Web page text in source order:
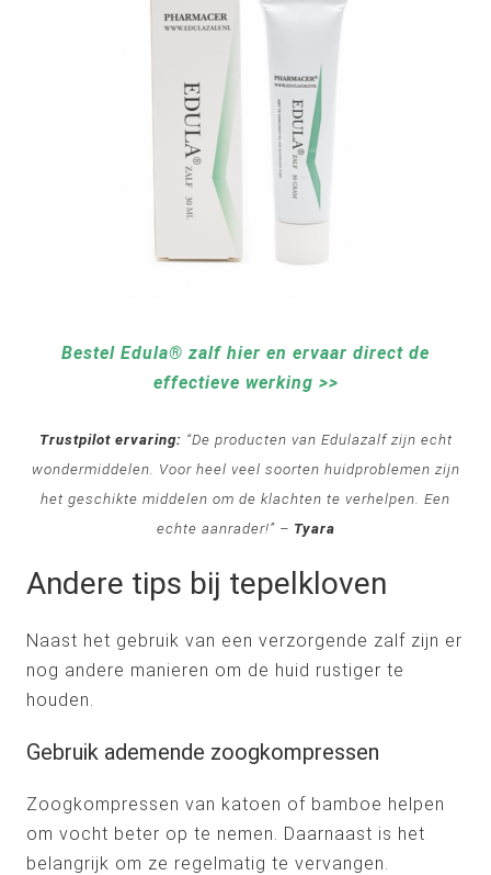
Bestel Edula® zalf hier en ervaar direct de
effectieve werking >>
Trustpilot ervaring: “De producten van Edulazalf zijn echt
wondermiddelen. Voor heel veel soorten huidproblemen zijn
het geschikte middelen om de klachten te verhelpen. Een
echte aanrader!” – Tyara
Andere tips bij tepelkloven
Naast het gebruik van een verzorgende zalf zijn er
nog andere manieren om de huid rustiger te
houden.
Gebruik ademende zoogkompressen
Zoogkompressen van katoen of bamboe helpen
om vocht beter op te nemen. Daarnaast is het
belangrijk om ze regelmatig te vervangen.